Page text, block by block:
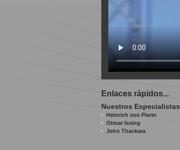
Enlaces rápidos...
Nuestros Especialistas
Heinrich von Pierer
Otmar Issing
John Thackara